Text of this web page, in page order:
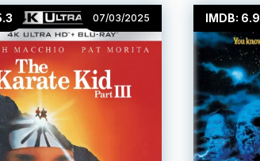
07/03/2025 IMDB: 6.9